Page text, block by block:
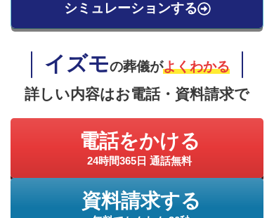
シミュレーションする
イズモの葬儀がよくわかる
詳しい内容はお電話・資料請求で
電話をかける
24時間365日 通話無料
資料請求する